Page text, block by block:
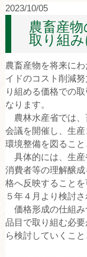
2023/10/05
農畜産
取り組
農畜産物を将来に
イドのコスト削減
り組める価格での
なります。
農林水産省では、
会議を開催し、生
環境整備を図ること
具体的には、生産
消費者等の理解醸
格へ反映すること
５年４月より検討さ
価格形成の仕組み
品目で取り組む必
ら検討していくこと